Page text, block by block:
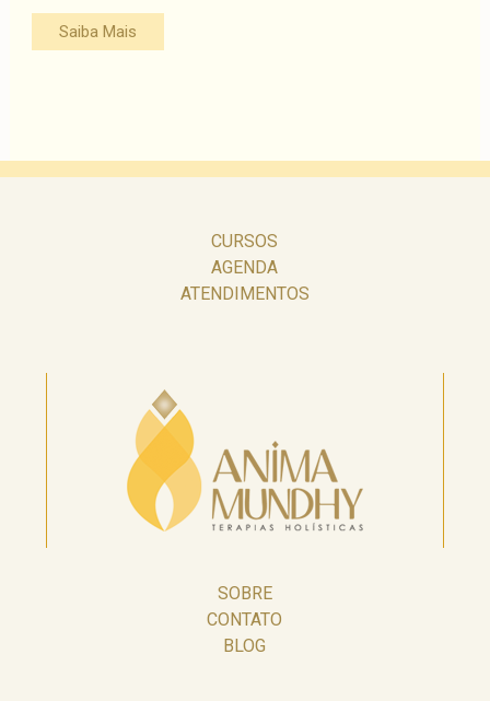
Saiba Mais
CURSOS
AGENDA
ATENDIMENTOS
SOBRE
CONTATO
BLOG